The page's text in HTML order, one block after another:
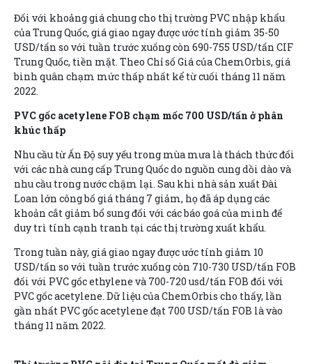
Đối với khoảng giá chung cho thị trường PVC nhập khẩu
của Trung Quốc, giá giao ngay được ước tính giảm 35-50
USD/tấn so với tuần trước xuống còn 690-755 USD/tấn CIF
Trung Quốc, tiền mặt. Theo Chỉ số Giá của ChemOrbis, giá
bình quân chạm mức thấp nhất kể từ cuối tháng 11 năm
2022.
PVC gốc acetylene FOB chạm mốc 700 USD/tấn ở phân
khúc thấp
Nhu cầu từ Ấn Độ suy yếu trong mùa mưa là thách thức đối
với các nhà cung cấp Trung Quốc do nguồn cung dồi dào và
nhu cầu trong nước chậm lại. Sau khi nhà sản xuất Đài
Loan lớn công bố giá tháng 7 giảm, họ đã áp dụng các
khoản cắt giảm bổ sung đối với các báo goá của mình để
duy trì tính cạnh tranh tại các thị trường xuất khẩu.
Trong tuần này, giá giao ngay được ước tính giảm 10
USD/tấn so với tuần trước xuống còn 710-730 USD/tấn FOB
đối với PVC gốc ethylene và 700-720 usd/tấn FOB đối với
PVC gốc acetylene. Dữ liệu của ChemOrbis cho thấy, lần
gần nhất PVC gốc acetylene đạt 700 USD/tấn FOB là vào
tháng 11 năm 2022.